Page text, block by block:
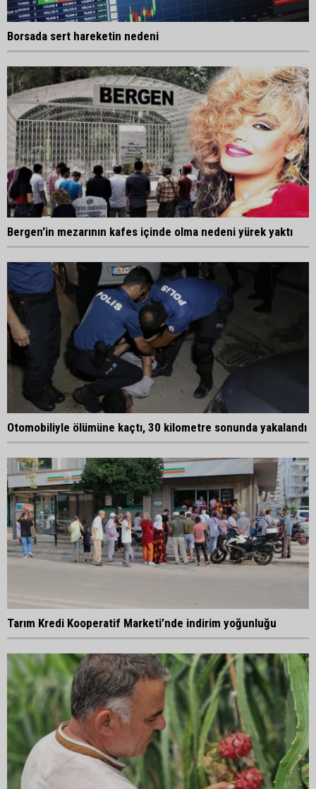
Borsada sert hareketin nedeni
Bergen'in mezarının kafes içinde olma nedeni yürek yaktı
Otomobiliyle ölümüne kaçtı, 30 kilometre sonunda yakalandı
Tarım Kredi Kooperatif Marketi’nde indirim yoğunluğu